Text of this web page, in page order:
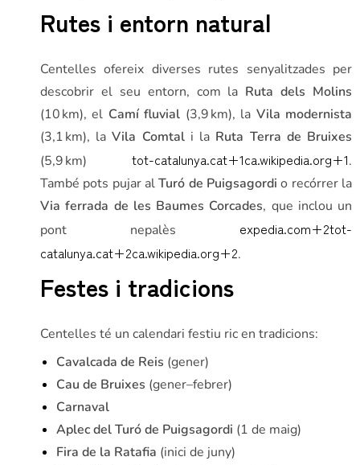
Rutes i entorn natural
Centelles ofereix diverses rutes senyalitzades per
descobrir el seu entorn, com la Ruta dels Molins
(10 km), el Camí fluvial (3,9 km), la Vila modernista
(3,1 km), laVila Comtali la Ruta Terra de Bruixes
(5,9 km)
tot-catalunya.cat+1ca.wikipedia.org+1.
També pots pujar alTuró de Puigsagordi o recórrer la
Via ferrada de les Baumes Corcades, que inclou un
pont nepalès
expedia.com+2tot-
catalunya.cat+2ca.wikipedia.org+2.
Festes i tradicions
Centelles té un calendari festiu ric en tradicions:
Cavalcada de Reis (gener)
Cau de Bruixes (gener–febrer)
Carnaval
Aplec del Turó de Puigsagordi (1 de maig)
Fira de la Ratafia (inici de juny)